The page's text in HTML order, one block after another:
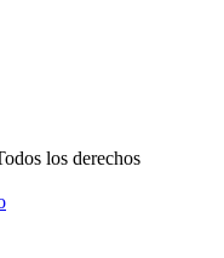
los derechos